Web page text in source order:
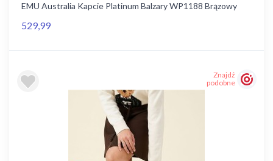
EMU Australia Kapcie Platinum Balzary WP1188 Brązowy
529,99
Znajdź
podobne